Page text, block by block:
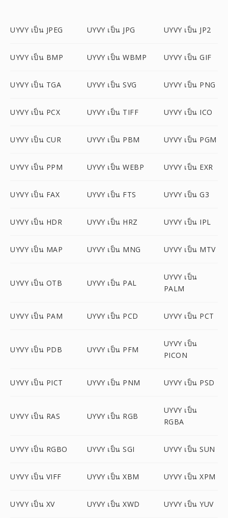
UYVY เป็น JPEG UYVY เป็น JPG UYVY เป็น JP2
UYVY เป็น BMP UYVY เป็น WBMP UYVY เป็น GIF
UYVY เป็น TGA UYVY เป็น SVG UYVY เป็น PNG
UYVY เป็น PCX UYVY เป็น TIFF UYVY เป็น ICO
UYVY เป็น CUR UYVY เป็น PBM UYVY เป็น PGM
UYVY เป็น PPM UYVY เป็น WEBP UYVY เป็น EXR
UYVY เป็น FAX UYVY เป็น FTS UYVY เป็น G3
UYVY เป็น HDR UYVY เป็น HRZ UYVY เป็น IPL
UYVY เป็น MAP UYVY เป็น MNG UYVY เป็น MTV
UYVY เป็น OTB UYVY เป็น PAL
UYVY เป็น
PALM
UYVY เป็น PAM UYVY เป็น PCD UYVY เป็น PCT
UYVY เป็น PDB UYVY เป็น PFM
UYVY เป็น
PICON
UYVY เป็น PICT UYVY เป็น PNM UYVY เป็น PSD
UYVY เป็น RAS UYVY เป็น RGB
UYVY เป็น
RGBA
UYVY เป็น RGBO UYVY เป็น SGI UYVY เป็น SUN
UYVY เป็น VIFF UYVY เป็น XBM UYVY เป็น XPM
UYVY เป็น XV UYVY เป็น XWD UYVY เป็น YUV